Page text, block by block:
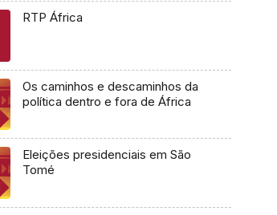
RTP África
Os caminhos e descaminhos da
política dentro e fora de África
Eleições presidenciais em São
Tomé